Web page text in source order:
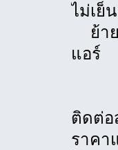
ไม่เย็
ย้าย
แอร์
ติดต่อ
ราคา